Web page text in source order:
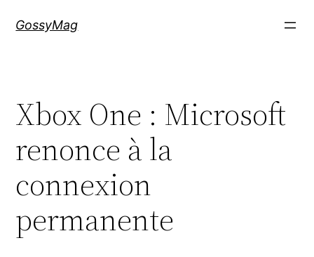
GossyMag
Xbox One : Microsoft
renonce à la
connexion
permanente